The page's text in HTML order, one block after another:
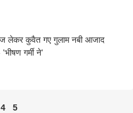
लेकर कुवैत गए गुलाम नबी आजाद
गर्मी ने'
4 5